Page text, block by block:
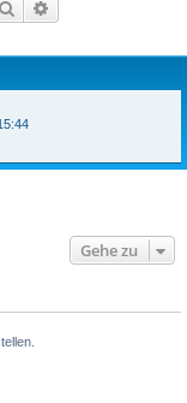
Suche
Gehe zu